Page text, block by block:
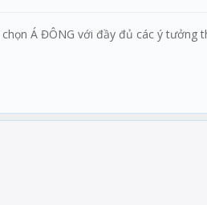
Á ĐÔNG với đầy đủ các ý tưởng